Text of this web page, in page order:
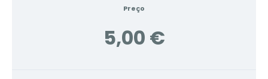
Preço
5,00 €